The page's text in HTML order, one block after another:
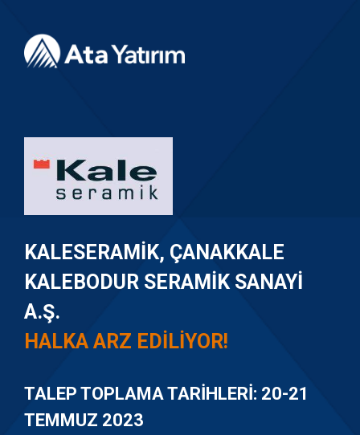
KALESERAMIK, ÇANAKKALE
KALEBODUR SERAMIK SANAYI
A.Ş.
HALKA ARZ EDILIYOR!
TALEP TOPLAMA TARIHLERI: 20-21
TEMMUZ 2023